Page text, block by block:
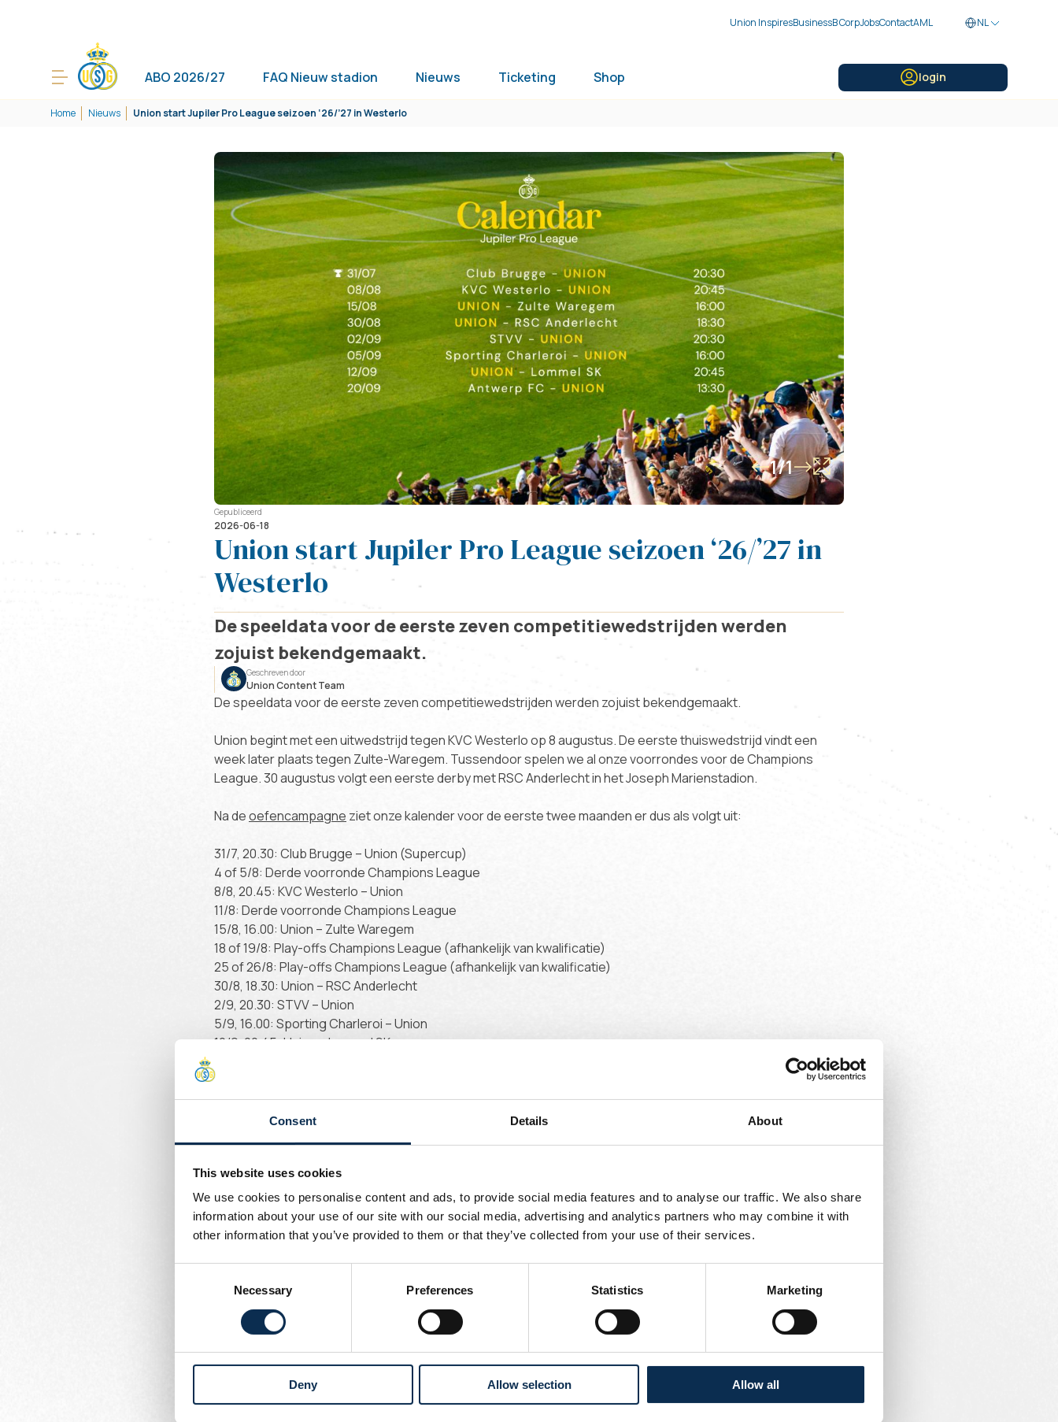
Consent Details About
This website uses cookies
We use cookies to personalise content and ads, to provide social media features and to analyse our traffic. We also share
information about your use of our site with our social media, advertising and analytics partners who may combine it with
other information that you’ve provided to them or that they’ve collected from your use of their services.
Necessary Preferences Statistics Marketing
Deny Allow selection Allow all
Union InspiresBusinessB CorpJobsContactAML NL
ABO 2026/27 FAQ Nieuw stadion Nieuws Ticketing Shop login
Home Nieuws Union start Jupiler Pro League seizoen ‘26/’27 in Westerlo
1/1
Gepubliceerd
2026-06-18
Union start Jupiler Pro League seizoen ‘26/’27 in
Westerlo
De speeldata voor de eerste zeven competitiewedstrijden werden
zojuist bekendgemaakt.
Geschreven door
Union Content Team
De speeldata voor de eerste zeven competitiewedstrijden werden zojuist bekendgemaakt.
Union begint met een uitwedstrijd tegen KVC Westerlo op 8 augustus. De eerste thuiswedstrijd vindt een
week later plaats tegen Zulte-Waregem. Tussendoor spelen we al onze voorrondes voor de Champions
League. 30 augustus volgt een eerste derby met RSC Anderlecht in het Joseph Marienstadion.
Na deoefencampagne ziet onze kalender voor de eerste twee maanden er dus als volgt uit:
31/7, 20.30: Club Brugge – Union (Supercup)
4 of 5/8: Derde voorronde Champions League
8/8, 20.45: KVC Westerlo – Union
11/8: Derde voorronde Champions League
15/8, 16.00: Union – Zulte Waregem
18 of 19/8: Play-offs Champions League (afhankelijk van kwalificatie)
25 of 26/8: Play-offs Champions League (afhankelijk van kwalificatie)
30/8, 18.30: Union – RSC Anderlecht
2/9, 20.30: STVV – Union
5/9, 16.00: Sporting Charleroi – Union
12/9, 20.45: Union – Lommel SK